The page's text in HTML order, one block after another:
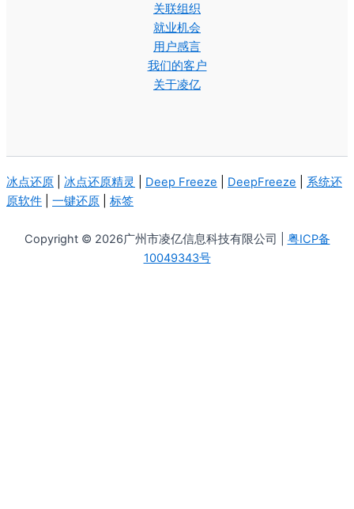
关联组织
就业机会
用户感言
我们的客户
关于凌亿
冰点还原 冰点还原精灵 Deep Freeze DeepFreeze
系统还
原软件
一键还原 标签
Copyright © 2026广州市凌亿信息科技有限公司 | 粤ICP备
10049343号